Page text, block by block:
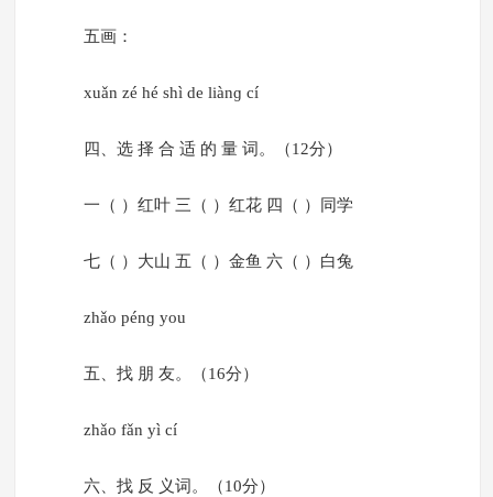
五画：
xuǎn zé hé shì de liànɡ cí
四、选 择 合 适 的 量 词。（12分）
一（ ）红叶 三（ ）红花 四（ ）同学
七（ ）大山 五（ ）金鱼 六（ ）白兔
zhǎo pénɡ you
五、找 朋 友。（16分）
zhǎo fǎn yì cí
六、找 反 义词。（10分）